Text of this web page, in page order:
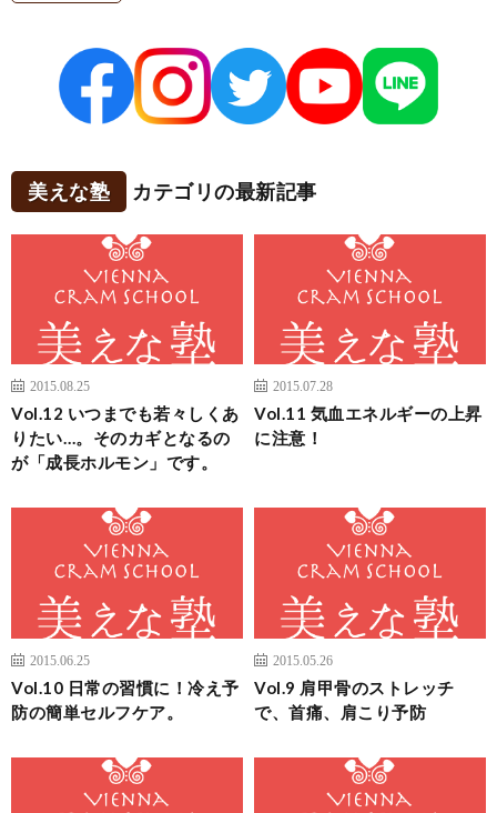
美えな塾 カテゴリの最新記事
2015.08.25
Vol.12 いつまでも若々しくあ
りたい…。そのカギとなるの
が「成長ホルモン」です。
2015.07.28
Vol.11 気血エネルギーの上昇
に注意！
2015.06.25
Vol.10 日常の習慣に！冷え予
防の簡単セルフケア。
2015.05.26
Vol.9 肩甲骨のストレッチ
で、首痛、肩こり予防